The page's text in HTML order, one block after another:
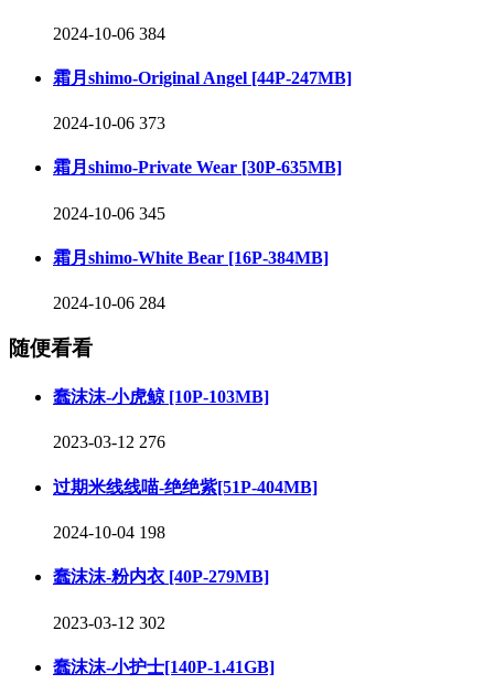
2024-10-06 384
霜月shimo-Original Angel [44P-247MB]
2024-10-06 373
霜月shimo-Private Wear [30P-635MB]
2024-10-06 345
霜月shimo-White Bear [16P-384MB]
2024-10-06 284
随便看看
蠢沫沫-小虎鲸 [10P-103MB]
2023-03-12 276
过期米线线喵-绝绝紫[51P-404MB]
2024-10-04 198
蠢沫沫-粉内衣 [40P-279MB]
2023-03-12 302
蠢沫沫-小护士[140P-1.41GB]